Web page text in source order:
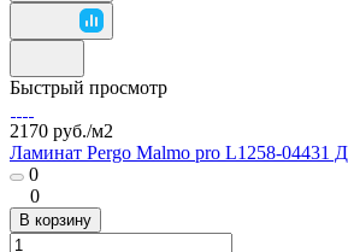
Быстрый просмотр
2170 руб./м2
Ламинат Pergo Malmo pro L1258-04431
0
0
В корзину